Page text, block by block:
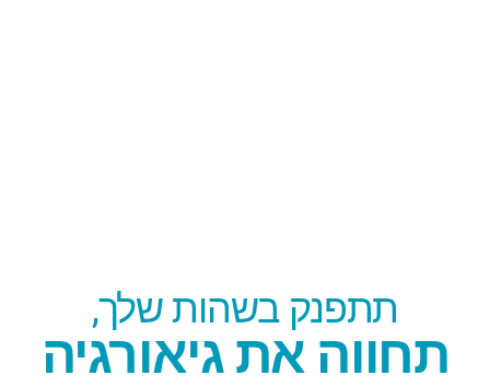
תתפנק בשהות שלך,
תחווה את גיאורגיה